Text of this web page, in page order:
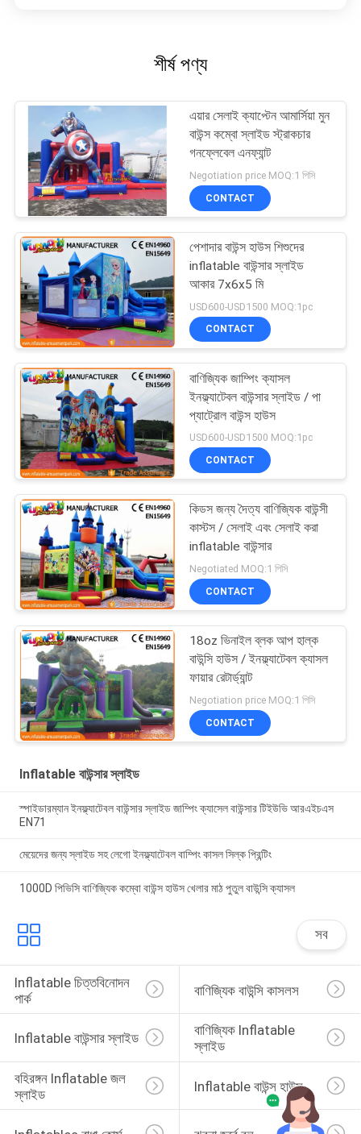
শীর্ষ পণ্য
এয়ার সেলাই ক্যাপ্টেন আমার্সিয়া মুন
বাউন্স কম্বো স্লাইড স্ট্রাকচার
গনফ্লেবেল এনফ্যান্ট
Negotiation price MOQ:1 পিসি
CONTACT
পেশাদার বাউন্স হাউস শিশুদের
inflatable বাউন্সার স্লাইড
আকার 7x6x5 মি
USD600-USD1500 MOQ:1pc
CONTACT
বাণিজ্যিক জাম্পিং ক্যাসল
ইনফ্ল্যাটেবল বাউন্সার স্লাইড / পা
প্যাট্রোল বাউন্স হাউস
USD600-USD1500 MOQ:1pc
CONTACT
কিডস জন্য দৈত্য বাণিজ্যিক বাউন্সী
কাস্টস / সেলাই এবং সেলাই করা
inflatable বাউন্সার
Negotiated MOQ:1 পিসি
CONTACT
18oz ভিনাইল ব্লক আপ হাল্ক
বাউন্সি হাউস / ইনফ্ল্যাটেবল ক্যাসল
ফায়ার রেটার্ড্যান্ট
Negotiation price MOQ:1 পিসি
CONTACT
Inflatable বাউন্সার স্লাইড
স্পাইডারম্যান ইনফ্ল্যাটেবল বাউন্সার স্লাইড জাম্পিং ক্যাসেল বাউন্সার টিইউভি আরএইচএস
EN71
মেয়েদের জন্য স্লাইড সহ লেগো ইনফ্ল্যাটেবল বাম্পিং কাসল সিল্ক প্রিন্টিং
1000D পিভিসি বাণিজ্যিক কম্বো বাউন্স হাউস খেলার মাঠ পুতুল বাউন্সি ক্যাসল
সব
Inflatable চিত্তবিনোদন
পার্ক
বাণিজ্যিক বাউন্সি কাসলস
Inflatable বাউন্সার স্লাইড
বাণিজ্যিক Inflatable
স্লাইড
বহিরঙ্গন Inflatable জল
স্লাইড
Inflatable বাউন্স হাউস